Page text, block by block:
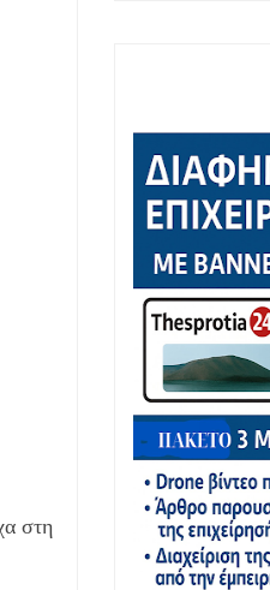
στη